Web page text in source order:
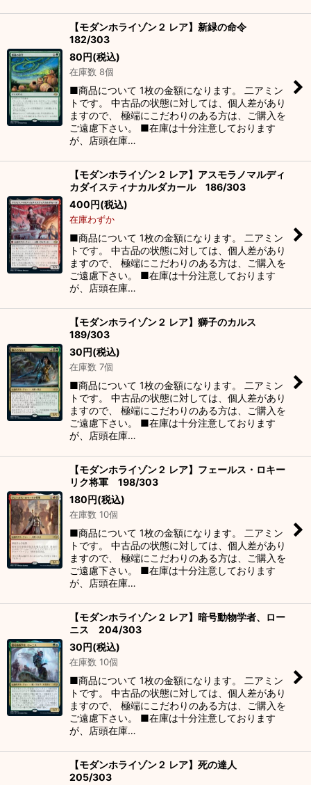
【モダンホライゾン２ レア】新緑の命令
182/303
80円(税込)
在庫数 8個
■商品について 1枚の金額になります。 二アミン
トです。 中古品の状態に対しては、個人差があり
ますので、 極端にこだわりのある方は、ご購入を
ご遠慮下さい。 ■在庫は十分注意しております
が、店頭在庫…
【モダンホライゾン２ レア】アスモラノマルディ
カダイスティナカルダカール 186/303
400円(税込)
在庫わずか
■商品について 1枚の金額になります。 二アミン
トです。 中古品の状態に対しては、個人差があり
ますので、 極端にこだわりのある方は、ご購入を
ご遠慮下さい。 ■在庫は十分注意しております
が、店頭在庫…
【モダンホライゾン２ レア】獅子のカルス
189/303
30円(税込)
在庫数 7個
■商品について 1枚の金額になります。 二アミン
トです。 中古品の状態に対しては、個人差があり
ますので、 極端にこだわりのある方は、ご購入を
ご遠慮下さい。 ■在庫は十分注意しております
が、店頭在庫…
【モダンホライゾン２ レア】フェールス・ロキー
リク将軍 198/303
180円(税込)
在庫数 10個
■商品について 1枚の金額になります。 二アミン
トです。 中古品の状態に対しては、個人差があり
ますので、 極端にこだわりのある方は、ご購入を
ご遠慮下さい。 ■在庫は十分注意しております
が、店頭在庫…
【モダンホライゾン２ レア】暗号動物学者、ロー
ニス 204/303
30円(税込)
在庫数 10個
■商品について 1枚の金額になります。 二アミン
トです。 中古品の状態に対しては、個人差があり
ますので、 極端にこだわりのある方は、ご購入を
ご遠慮下さい。 ■在庫は十分注意しております
が、店頭在庫…
【モダンホライゾン２ レア】死の達人
205/303